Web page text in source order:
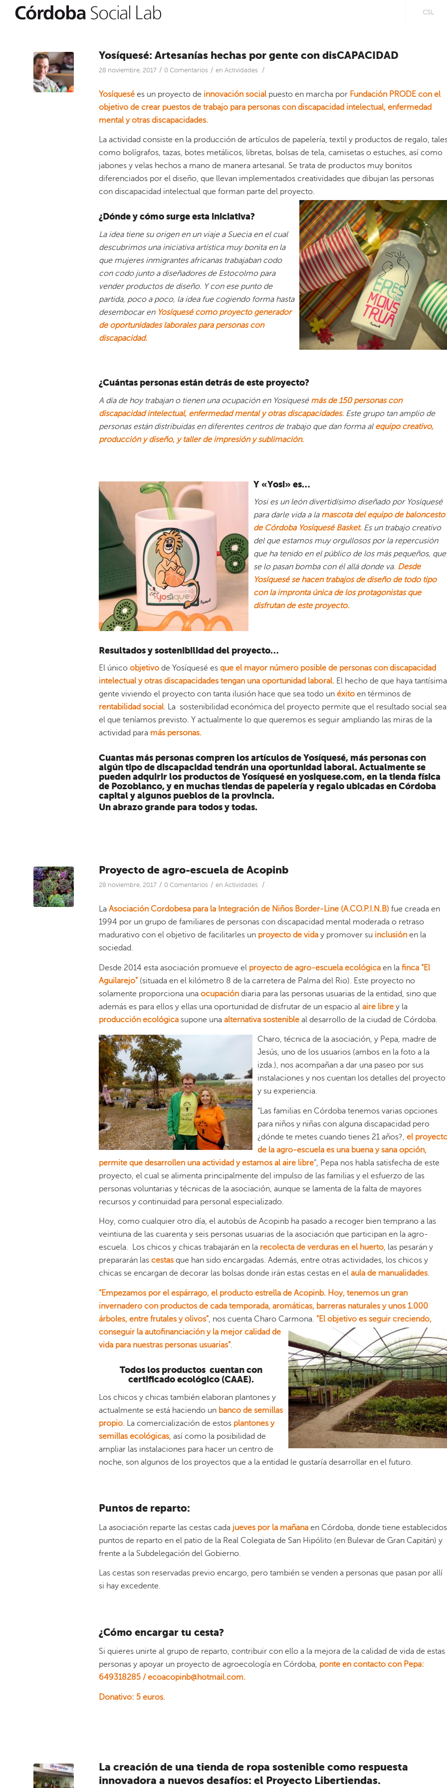
CSL
Yosíquesé: Artesanías hechas por gente con disCAPACIDAD
28 noviembre, 2017 / 0 Comentarios / en Actividades /
Yosíquesé es un proyecto de innovación socialpuesto en marcha por Fundación PRODE con el
objetivo de crear puestos de trabajo para personas con discapacidad intelectual, enfermedad
mental y otras discapacidades.
La actividad consiste en la producción de artículos de papelería, textil y productos de regalo,
como bolígrafos, tazas, botes metálicos, libretas, bolsas de tela, camisetas o estuches, así como
jabones y velas hechos a mano de manera artesanal. Se trata de productos muy bonitos
diferenciados por el diseño, que llevan implementados creatividades que dibujan las personas
con discapacidad intelectual que forman parte del proyecto.
¿Dónde y cómo surge esta iniciativa?
La idea tiene su origen en un viaje a Suecia en el cual
descubrimos una iniciativa artística muy bonita en la
que mujeres inmigrantes africanas trabajaban codo
con codo junto a diseñadores de Estocolmo para
vender productos de diseño. Y con ese punto de
partida, poco a poco, la idea fue cogiendo forma hasta
desembocar en Yosíquesé como proyecto generador
de oportunidades laborales para personas con
discapacidad.
¿Cuántas personas están detrás de este proyecto?
A día de hoy trabajan o tienen una ocupación en Yosíquesé más de 150 personas con
discapacidad intelectual, enfermedad mental y otras discapacidades. Este grupo tan amplio de
personas están distribuidas en diferentes centros de trabajo que dan forma al equipo creativo,
producción y diseño, y taller de impresión y sublimación.
Y «Yosi» es…
Yosi es un león divertidísimo diseñado por Yosíquesé
para darle vida a la mascota del equipo de baloncesto
de Córdoba Yosíquesé Basket. Es un trabajo creativo
del que estamos muy orgullosos por la repercusión
que ha tenido en el público de los más pequeños, que
se lo pasan bomba con él allá donde va. Desde
Yosíquesé se hacen trabajos de diseño de todo tipo
con la impronta única de los protagonistas que
disfrutan de este proyecto.
Resultados y sostenibilidad del proyecto…
El único objetivo de Yosíquesé es que el mayor número posible de personas con discapacidad
intelectual y otras discapacidades tengan una oportunidad laboral. El hecho de que haya tantísima
gente viviendo el proyecto con tanta ilusión hace que sea todo un éxito en términos de
rentabilidad social. La sostenibilidad económica del proyecto permite que el resultado social sea
el que teníamos previsto. Y actualmente lo que queremos es seguir ampliando las miras de la
actividad para más personas.
Cuantas más personas compren los artículos de Yosíquesé, más personas con
algún tipo de discapacidad tendrán una oportunidad laboral. Actualmente se
pueden adquirir los productos de Yosíquesé enyosiquese.com, en la tienda física
de Pozoblanco, y en muchas tiendas de papelería y regalo ubicadas en Córdoba
capital y algunos pueblos de la provincia.
Un abrazo grande para todos y todas.
Proyecto de agro-escuela de Acopinb
28 noviembre, 2017 / 0 Comentarios / en Actividades /
La Asociación Cordobesa para la Integración de Niños Border-Line (A.CO.P.I.N.B) fue creada en
1994 por un grupo de familiares de personas con discapacidad mental moderada o retraso
madurativo con el objetivo de facilitarles un proyecto de vida y promover su inclusión en la
sociedad.
Desde 2014 esta asociación promueve el proyecto de agro-escuela ecológica en la finca “El
Aguilarejo” (situada en el kilómetro 8 de la carretera de Palma del Rio).
Este proyecto no
solamente proporciona una ocupación diaria para las personas usuarias de la entidad, sino que
además es para ellos y ellas una oportunidad de disfrutar de un espacio al aire libre y la
producción ecológica supone una alternativa sostenible al desarrollo de la ciudad de Córdoba.
Charo, técnica de la asociación, y Pepa, madre de
Jesús, uno de los usuarios (ambos en la foto a la
izda.), nos acompañan a dar una paseo por sus
instalaciones y nos cuentan los detalles del proyecto
y su experiencia.
“Las familias en Córdoba tenemos varias opciones
para niños y niñas con alguna discapacidad pero
¿dónde te metes cuando tienes 21 años?, el
de la agro-escuela es una buena y sana opción,
permite que desarrollen una actividad y estamos al aire libre”, Pepa nos habla satisfecha de este
proyecto, el cual se alimenta principalmente del impulso de las familias y el esfuerzo de las
personas voluntarias y técnicas de la asociación, aunque se lamenta de la falta de mayores
recursos y continuidad para personal especializado.
Hoy, como cualquier otro día, el autobús de Acopinb ha pasado a recoger bien temprano a las
veintiuna de las cuarenta y seis personas usuarias de la asociación que participan en la agro-
escuela. Los chicos y chicas trabajarán en la recolecta de verduras en el huerto, las pesarán y
prepararán las cestas que han sido encargadas. Además, entre otras actividades, los chicos y
chicas se encargan de decorar las bolsas donde irán estas cestas en el aula de manualidades.
“Empezamos por el espárrago, el producto estrella de Acopinb. Hoy, tenemos un gran
invernadero con productos de cada temporada, aromáticas, barreras naturales y unos 1.000
árboles, entre frutales y olivos”, nos cuenta Charo Carmona. “El objetivo es seguir creciendo,
conseguir la autofinanciación y la mejor calidad de
vida para nuestras personas usuarias”.
Todos los productos cuentan con
certificado ecológico (CAAE).
Los chicos y chicas también elaboran plantones y
actualmente se está haciendo un banco de semillas
propio . La comercialización de estos plantones y
semillas ecológicas , así como la posibilidad de
ampliar las instalaciones para hacer un centro de
noche, son algunos de los proyectos que a la entidad le gustaría desarrollar en el futuro.
Puntos de reparto:
La asociación reparte las cestas cada jueves por la mañana en Córdoba, donde tiene establecidos
puntos de reparto en el patio de la Real Colegiata de San Hipólito (en Bulevar de Gran Capitán) y
frente a la Subdelegación del Gobierno.
Las cestas son reservadas previo encargo, pero también se venden a personas que pasan por allí
si hay excedente.
¿Cómo encargar tu cesta?
Si quieres unirte al grupo de reparto, contribuir con ello a la mejora de la calidad de vida de estas
personas y apoyar un proyecto de agroecología en Córdoba, ponte en contacto con Pepa:
649318285 / ecoacopinb@hotmail.com.
Donativo: 5 euros.
La creación de una tienda de ropa sostenible como respuesta
innovadora a nuevos desafíos: el Proyecto Libertiendas.